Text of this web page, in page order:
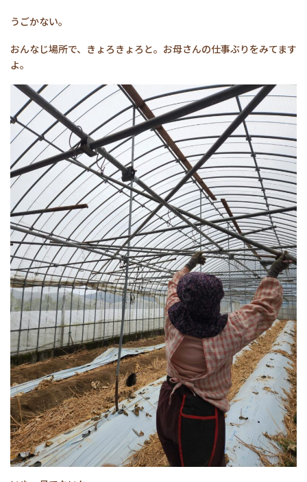
うごかない。
おんなじ場所で、きょろきょろと。お母さんの仕事ぶりをみてます
よ。